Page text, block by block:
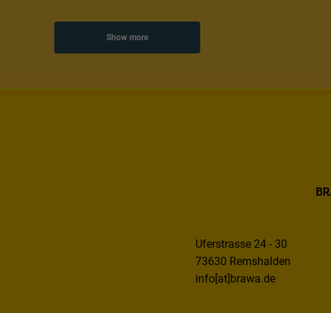
Show more
Uferstrasse 24 - 30
73630 Remshalden
info[at]brawa.de